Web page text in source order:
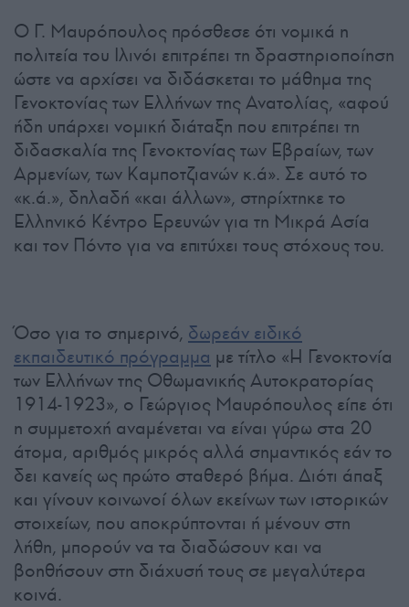
Ο Γ. Μαυρόπουλος πρόσθεσε ότι νομικά η
πολιτεία του Ιλινόι επιτρέπει τη δραστηριοποίηση
ώστε να αρχίσει να διδάσκεται το μάθημα της
Γενοκτονίας των Ελλήνων της Ανατολίας, «αφού
ήδη υπάρχει νομική διάταξη που επιτρέπει τη
διδασκαλία της Γενοκτονίας των Εβραίων, των
Αρμενίων, των Καμποτζιανών κ.ά». Σε αυτό το
«κ.ά.», δηλαδή «και άλλων», στηρίχτηκε το
Ελληνικό Κέντρο Ερευνών για τη Μικρά Ασία
και τον Πόντο για να επιτύχει τους στόχους του.
Όσο για το σημερινό, δωρεάν ειδικό
εκπαιδευτικό πρόγραμμα με τίτλο «Η Γενοκτονία
των Ελλήνων της Οθωμανικής Αυτοκρατορίας
1914-1923», ο Γεώργιος Μαυρόπουλος είπε ότι
η συμμετοχή αναμένεται να είναι γύρω στα 20
άτομα, αριθμός μικρός αλλά σημαντικός εάν το
δει κανείς ως πρώτο σταθερό βήμα. Διότι άπαξ
και γίνουν κοινωνοί όλων εκείνων των ιστορικών
στοιχείων, που αποκρύπτονται ή μένουν στη
λήθη, μπορούν να τα διαδώσουν και να
βοηθήσουν στη διάχυσή τους σε μεγαλύτερα
κοινά.